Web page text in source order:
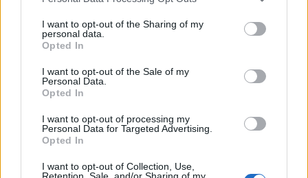
I want to opt-out of the Sharing of my
personal data.
Opted In
I want to opt-out of the Sale of my
Personal Data.
Opted In
I want to opt-out of processing my
Personal Data for Targeted Advertising.
Opted In
I want to opt-out of Collection, Use,
éviter le danger
Populaires
Médicament retiré en urgence pour risques graves et données falsifiées